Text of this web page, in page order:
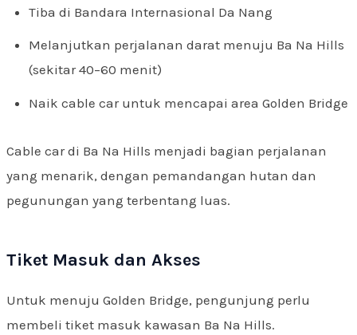
Tiba di Bandara Internasional Da Nang
Melanjutkan perjalanan darat menuju Ba Na Hills
(sekitar 40–60 menit)
Naik cable car untuk mencapai area Golden Bridge
Cable car di Ba Na Hills menjadi bagian perjalanan
yang menarik, dengan pemandangan hutan dan
pegunungan yang terbentang luas.
Tiket Masuk dan Akses
Untuk menuju Golden Bridge, pengunjung perlu
membeli tiket masuk kawasan Ba Na Hills.